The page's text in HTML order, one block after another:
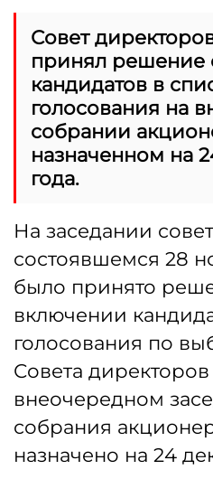
Совет
принял решение
кандидатов в
голосования на
собрании
назначенном на
года.
На заседании
состоявшемся 28
было принято
включении
голосования по
Совета
внеочередном
собрания
назначено на 24